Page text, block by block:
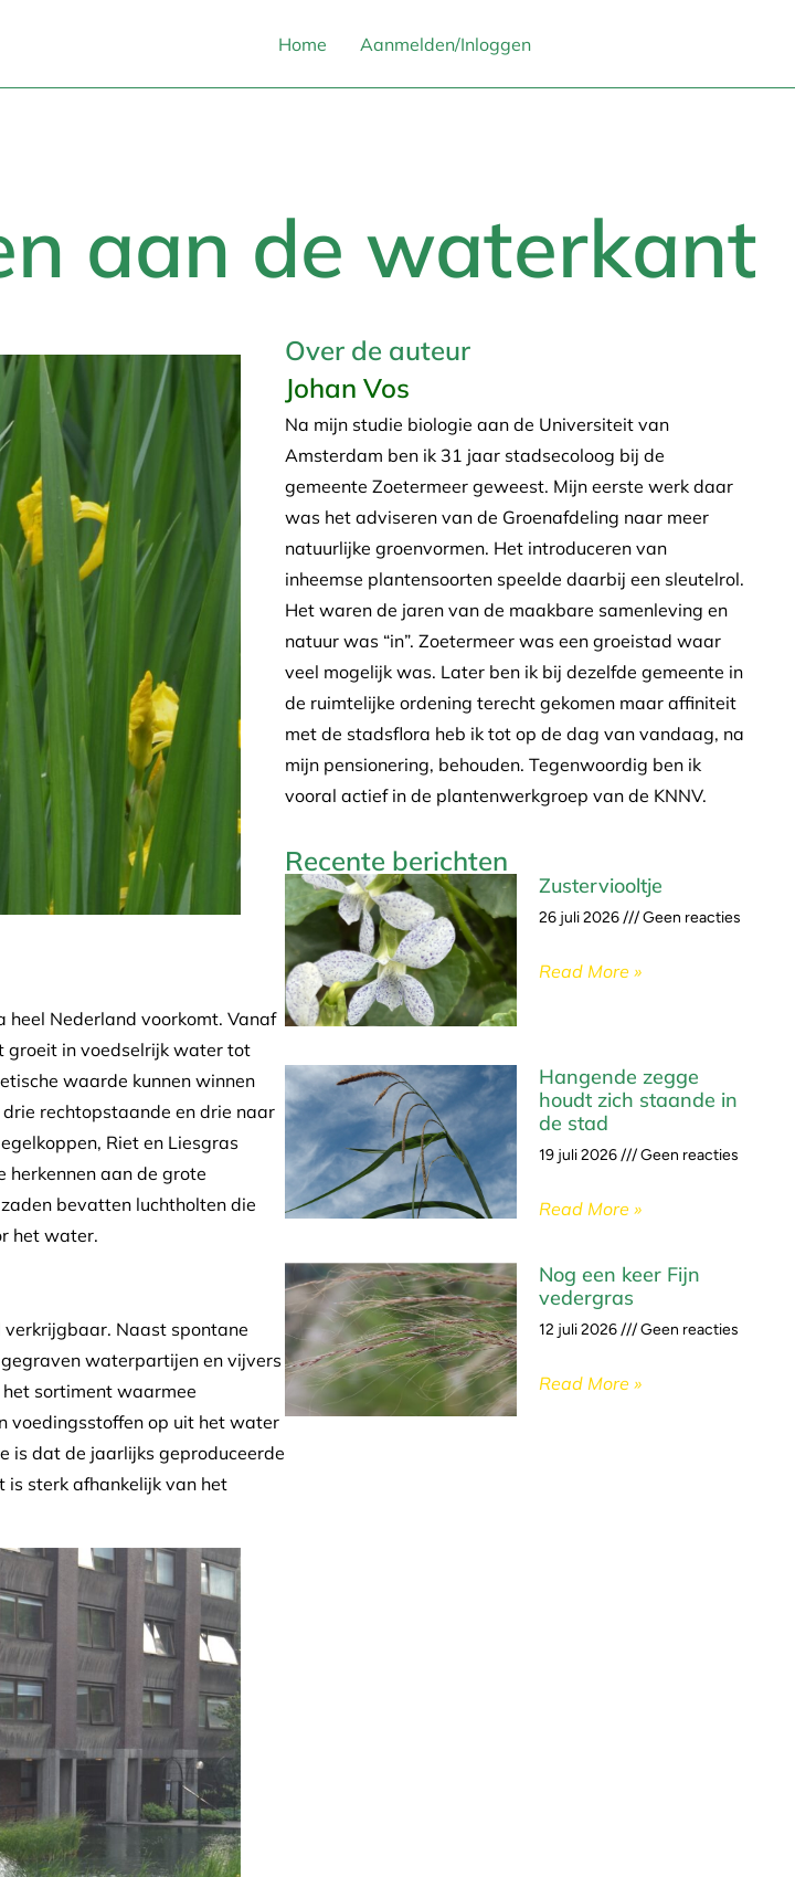
Home Aanmelden/Inloggen
aan de waterkant
Nederland voorkomt. Vanaf
groeit in voedselrijk water tot
waarde kunnen winnen
rechtopstaande en drie naar
Riet en Liesgras
herkennen aan de grote
bevatten luchtholten die
het water.
verkrijgbaar. Naast spontane
waterpartijen en vijvers
sortiment waarmee
voedingsstoffen op uit het water
is dat de jaarlijks geproduceerde
is sterk afhankelijk van het
Over de auteur
Johan Vos
Na mijn studie biologie aan de Universiteit van
Amsterdam ben ik 31 jaar stadsecoloog bij de
gemeente Zoetermeer geweest. Mijn eerste werk daar
was het adviseren van de Groenafdeling naar meer
natuurlijke groenvormen. Het introduceren van
inheemse plantensoorten speelde daarbij een sleutelrol.
Het waren de jaren van de maakbare samenleving en
natuur was “in”. Zoetermeer was een groeistad waar
veel mogelijk was. Later ben ik bij dezelfde gemeente in
de ruimtelijke ordening terecht gekomen maar affiniteit
met de stadsflora heb ik tot op de dag van vandaag, na
mijn pensionering, behouden. Tegenwoordig ben ik
vooral actief in de plantenwerkgroep van de KNNV.
Recente berichten
Zusterviooltje
26 juli 2026 Geen reacties
Read More »
Hangende zegge
houdt zich staande in
de stad
19 juli 2026 Geen reacties
Read More »
Nog een keer Fijn
vedergras
12 juli 2026 Geen reacties
Read More »